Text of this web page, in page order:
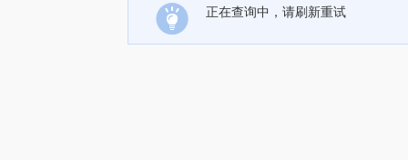
正在查询中，请刷新重试